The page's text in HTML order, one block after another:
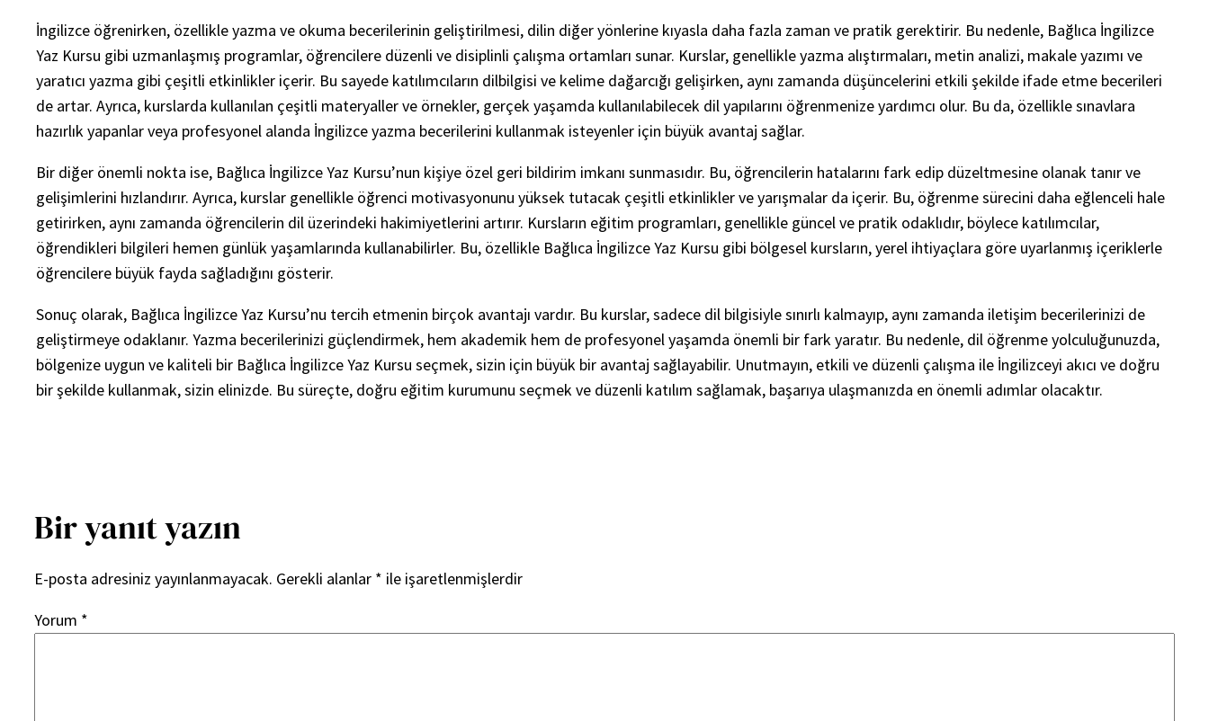
İngilizce öğrenirken, özellikle yazma ve okuma becerilerinin geliştirilmesi, dilin diğer yönlerine kıyasla daha fazla zaman ve pratik gerektirir. Bu nedenle, Bağlıca İngilizce
Yaz Kursu gibi uzmanlaşmış programlar, öğrencilere düzenli ve disiplinli çalışma ortamları sunar. Kurslar, genellikle yazma alıştırmaları, metin analizi, makale yazımı ve
yaratıcı yazma gibi çeşitli etkinlikler içerir. Bu sayede katılımcıların dilbilgisi ve kelime dağarcığı gelişirken, aynı zamanda düşüncelerini etkili şekilde ifade etme becerileri
de artar. Ayrıca, kurslarda kullanılan çeşitli materyaller ve örnekler, gerçek yaşamda kullanılabilecek dil yapılarını öğrenmenize yardımcı olur. Bu da, özellikle sınavlara
hazırlık yapanlar veya profesyonel alanda İngilizce yazma becerilerini kullanmak isteyenler için büyük avantaj sağlar.
Bir diğer önemli nokta ise, Bağlıca İngilizce Yaz Kursu’nun kişiye özel geri bildirim imkanı sunmasıdır. Bu, öğrencilerin hatalarını fark edip düzeltmesine olanak tanır ve
gelişimlerini hızlandırır. Ayrıca, kurslar genellikle öğrenci motivasyonunu yüksek tutacak çeşitli etkinlikler ve yarışmalar da içerir. Bu, öğrenme sürecini daha eğlenceli hale
getirirken, aynı zamanda öğrencilerin dil üzerindeki hakimiyetlerini artırır. Kursların eğitim programları, genellikle güncel ve pratik odaklıdır, böylece katılımcılar,
öğrendikleri bilgileri hemen günlük yaşamlarında kullanabilirler. Bu, özellikle Bağlıca İngilizce Yaz Kursu gibi bölgesel kursların, yerel ihtiyaçlara göre uyarlanmış içeriklerle
öğrencilere büyük fayda sağladığını gösterir.
Sonuç olarak, Bağlıca İngilizce Yaz Kursu’nu tercih etmenin birçok avantajı vardır. Bu kurslar, sadece dil bilgisiyle sınırlı kalmayıp, aynı zamanda iletişim becerilerinizi de
geliştirmeye odaklanır. Yazma becerilerinizi güçlendirmek, hem akademik hem de profesyonel yaşamda önemli bir fark yaratır. Bu nedenle, dil öğrenme yolculuğunuzda,
bölgenize uygun ve kaliteli bir Bağlıca İngilizce Yaz Kursu seçmek, sizin için büyük bir avantaj sağlayabilir. Unutmayın, etkili ve düzenli çalışma ile İngilizceyi akıcı ve doğru
bir şekilde kullanmak, sizin elinizde. Bu süreçte, doğru eğitim kurumunu seçmek ve düzenli katılım sağlamak, başarıya ulaşmanızda en önemli adımlar olacaktır.
Bir yanıt yazın
E-posta adresiniz yayınlanmayacak. Gerekli alanlar * ile işaretlenmişlerdir
Yorum *